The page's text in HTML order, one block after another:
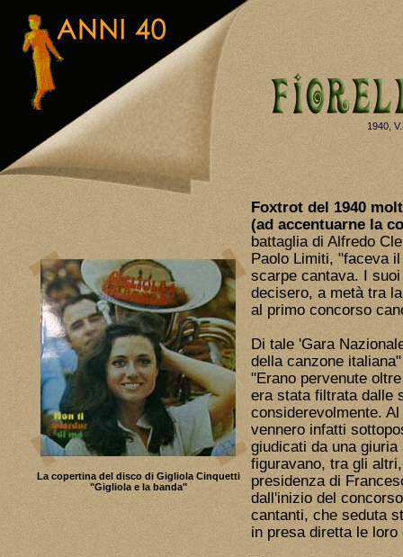
1940,
La copertina del disco di Gigliola Cinquetti
"Gigliola e la banda"
Foxtrot del 1940
(ad accentuarne la
battaglia di Alfredo
Paolo Limiti, "faceva
scarpe cantava. I
decisero, a metà tra
al primo concorso
Di tale 'Gara
della canzone
"Erano pervenute
era stata filtrata dalle
considerevolmente.
vennero infatti
giudicati da una
figuravano, tra gli
presidenza di
dall'inizio del
cantanti, che seduta
in presa diretta le loro